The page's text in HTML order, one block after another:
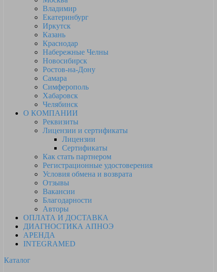
Владимир
Екатеринбург
Иркутск
Казань
Краснодар
Набережные Челны
Новосибирск
Ростов-на-Дону
Самара
Симферополь
Хабаровск
Челябинск
О КОМПАНИИ
Реквизиты
Лицензии и сертификаты
Лицензии
Сертификаты
Как стать партнером
Регистрационные удостоверения
Условия обмена и возврата
Отзывы
Вакансии
Благодарности
Авторы
ОПЛАТА И ДОСТАВКА
ДИАГНОСТИКА АПНОЭ
АРЕНДА
INTEGRAMED
Каталог